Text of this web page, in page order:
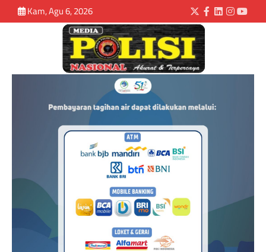
Kam, Agu 6, 2026